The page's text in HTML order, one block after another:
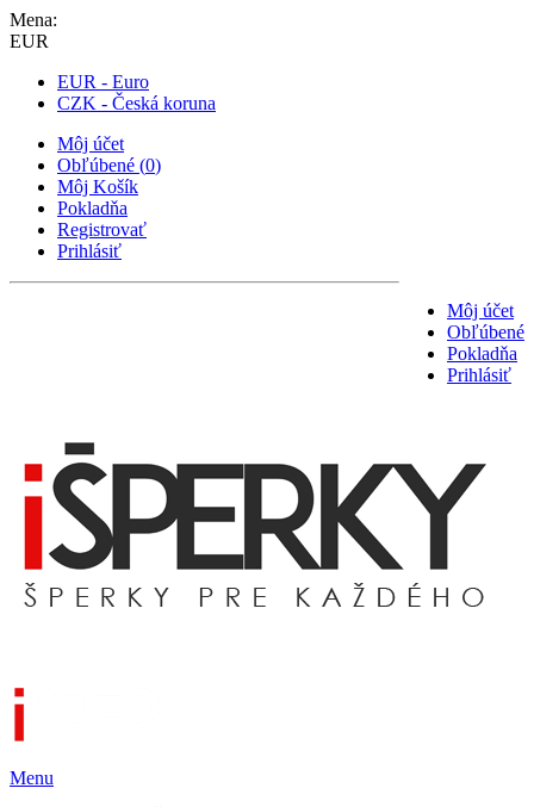
Mena:
EUR
EUR - Euro
CZK - Česká koruna
Môj účet
Obľúbené (0)
Môj Košík
Pokladňa
Registrovať
Prihlásiť
Môj účet
Obľúbené
Pokladňa
Prihlásiť
Menu